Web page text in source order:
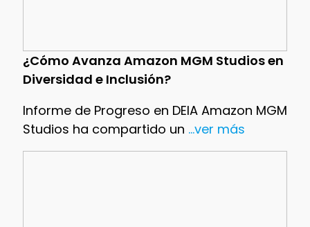
¿Cómo Avanza Amazon MGM Studios en
Diversidad e Inclusión?
Informe de Progreso en DEIA Amazon MGM
Studios ha compartido un ...ver más